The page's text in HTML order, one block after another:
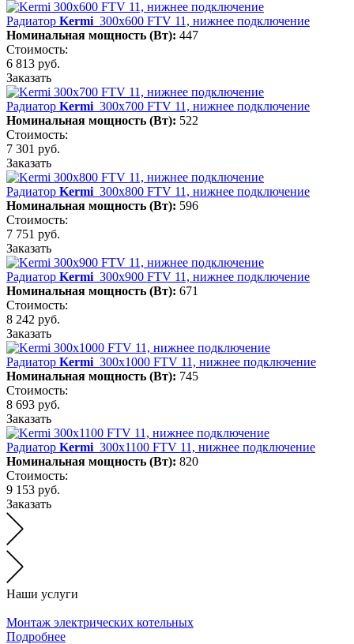
Радиатор Kermi 300х600 FTV 11, нижнее подключение
Номинальная мощность (Вт): 447
Стоимость:
6 813 руб.
Заказать
Радиатор Kermi 300х700 FTV 11, нижнее подключение
Номинальная мощность (Вт): 522
Стоимость:
7 301 руб.
Заказать
Радиатор Kermi 300х800 FTV 11, нижнее подключение
Номинальная мощность (Вт): 596
Стоимость:
7 751 руб.
Заказать
Радиатор Kermi 300х900 FTV 11, нижнее подключение
Номинальная мощность (Вт): 671
Стоимость:
8 242 руб.
Заказать
Радиатор Kermi 300х1000 FTV 11, нижнее подключение
Номинальная мощность (Вт): 745
Стоимость:
8 693 руб.
Заказать
Радиатор Kermi 300х1100 FTV 11, нижнее подключение
Номинальная мощность (Вт): 820
Стоимость:
9 153 руб.
Заказать
Наши услуги
Монтаж электрических котельных
Подробнее